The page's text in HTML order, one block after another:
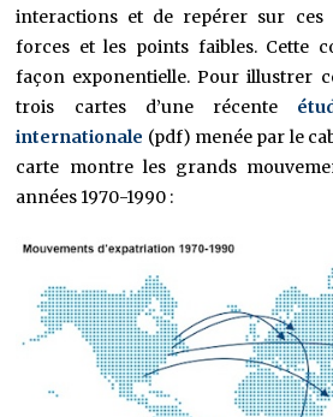
interactions et de repérer sur ces
forces et les points faibles. Cette
façon exponentielle. Pour illustrer
trois cartes d’une récente
internationale (pdf) menée par le
carte montre les grands
années 1970-1990 :